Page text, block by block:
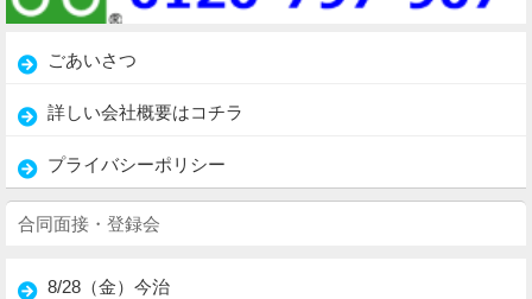
ごあいさつ
詳しい会社概要はコチラ
プライバシーポリシー
合同面接・登録会
8/28（金）今治